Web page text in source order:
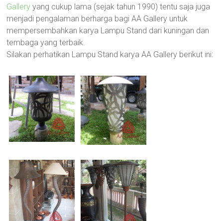
Gallery yang cukup lama (sejak tahun 1990) tentu saja juga
menjadi pengalaman berharga bagi AA Gallery untuk
mempersembahkan karya Lampu Stand dari kuningan dan
tembaga yang terbaik.
Silakan perhatikan Lampu Stand karya AA Gallery berikut ini: